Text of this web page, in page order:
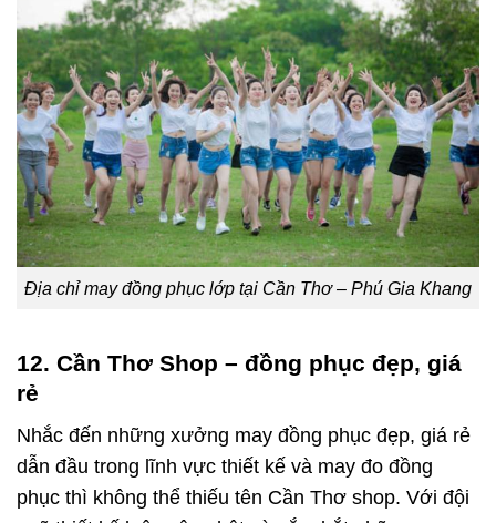
Địa chỉ may đồng phục lớp tại Cần Thơ – Phú Gia Khang
12. Cần Thơ Shop – đồng phục đẹp, giá
rẻ
Nhắc đến những xưởng may đồng phục đẹp, giá rẻ
dẫn đầu trong lĩnh vực thiết kế và may đo đồng
phục thì không thể thiếu tên Cần Thơ shop. Với đội